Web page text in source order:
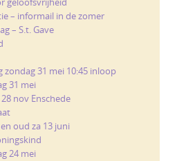
– informail in de zomer
– S.t. Gave
zondag 31 mei 10:45 inloop
31 mei
nov Enschede
oud za 13 juni
24 mei